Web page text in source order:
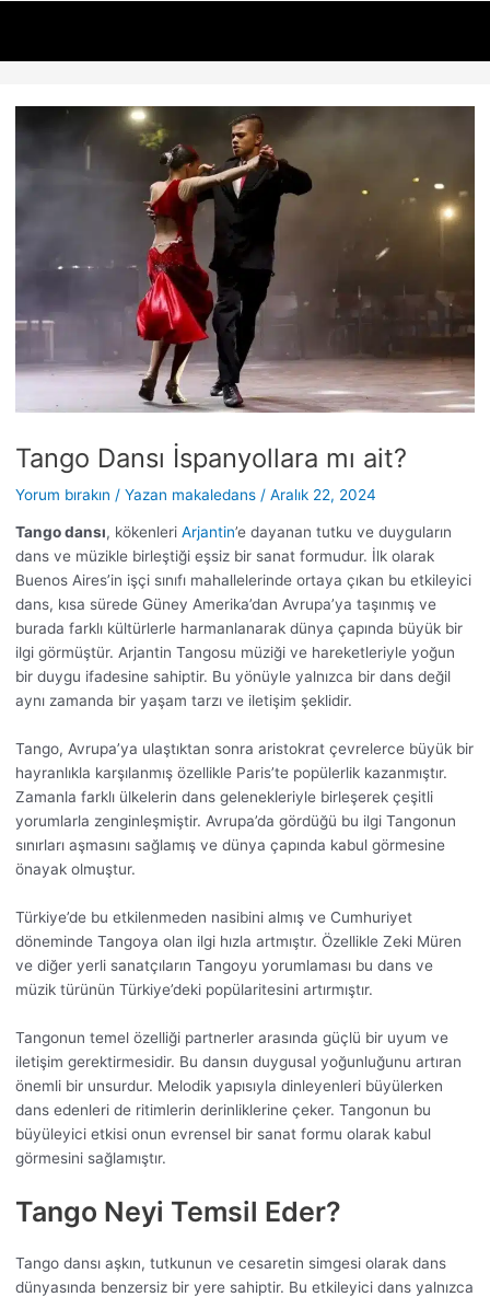
Tango Dansı İspanyollara mı ait?
Yorum bırakın / Yazan makaledans / Aralık 22, 2024
Tango dansı, kökenleri Arjantin’e dayanan tutku ve duyguların
dans ve müzikle birleştiği eşsiz bir sanat formudur. İlk olarak
Buenos Aires’in işçi sınıfı mahallelerinde ortaya çıkan bu etkileyici
dans, kısa sürede Güney Amerika’dan Avrupa’ya taşınmış ve
burada farklı kültürlerle harmanlanarak dünya çapında büyük bir
ilgi görmüştür. Arjantin Tangosu müziği ve hareketleriyle yoğun
bir duygu ifadesine sahiptir. Bu yönüyle yalnızca bir dans değil
aynı zamanda bir yaşam tarzı ve iletişim şeklidir.
Tango, Avrupa’ya ulaştıktan sonra aristokrat çevrelerce büyük bir
hayranlıkla karşılanmış özellikle Paris’te popülerlik kazanmıştır.
Zamanla farklı ülkelerin dans gelenekleriyle birleşerek çeşitli
yorumlarla zenginleşmiştir. Avrupa’da gördüğü bu ilgi Tangonun
sınırları aşmasını sağlamış ve dünya çapında kabul görmesine
önayak olmuştur.
Türkiye’de bu etkilenmeden nasibini almış ve Cumhuriyet
döneminde Tangoya olan ilgi hızla artmıştır. Özellikle Zeki Müren
ve diğer yerli sanatçıların Tangoyu yorumlaması bu dans ve
müzik türünün Türkiye’deki popülaritesini artırmıştır.
Tangonun temel özelliği partnerler arasında güçlü bir uyum ve
iletişim gerektirmesidir. Bu dansın duygusal yoğunluğunu artıran
önemli bir unsurdur. Melodik yapısıyla dinleyenleri büyülerken
dans edenleri de ritimlerin derinliklerine çeker. Tangonun bu
büyüleyici etkisi onun evrensel bir sanat formu olarak kabul
görmesini sağlamıştır.
Tango Neyi Temsil Eder?
Tango dansı aşkın, tutkunun ve cesaretin simgesi olarak dans
dünyasında benzersiz bir yere sahiptir. Bu etkileyici dans yalnızca